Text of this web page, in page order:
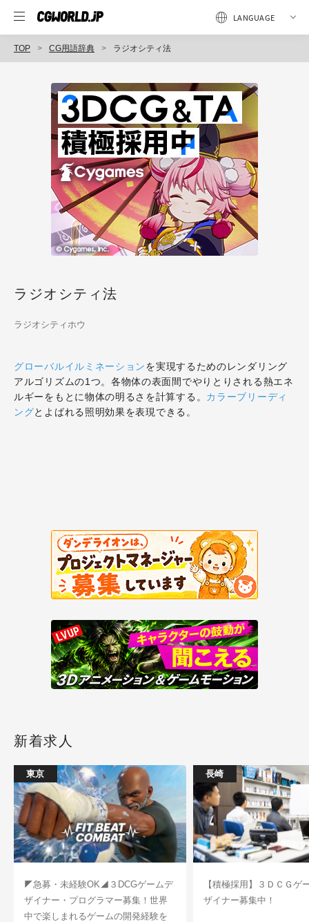
TOP CG用語辞典 ラジオシティ法
ラジオシティ法
ラジオシティホウ
グローバルイルミネーションを実現するためのレンダリング
アルゴリズムの1つ。各物体の表面間でやりとりされる熱エネ
ルギーをもとに物体の明るさを計算する。 カラーブリーディ
ングとよばれる照明効果を表現できる。
新着求人
東京
◤急募・未経験OK◢３DCGゲームデ
ザイナー・プログラマー募集！世界
中で楽しまれるゲームの開発経験を
長崎
【積極採用】３ＤＣＧゲ
ザイナー募集中！